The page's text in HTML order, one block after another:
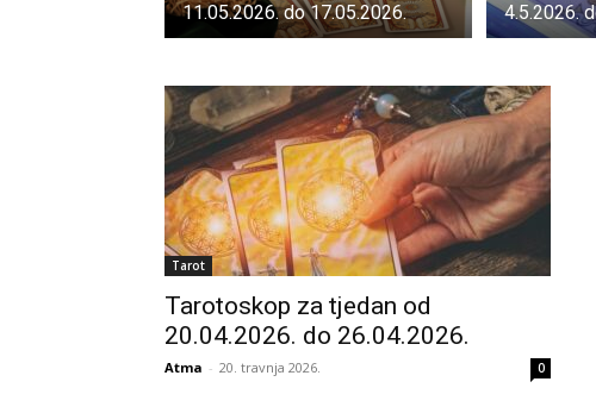
11.05.2026. do 17.05.2026.
4.5.2026.
Tarot
Tarotoskop za tjedan od
20.04.2026. do 26.04.2026.
Atma - 20. travnja 2026. 0